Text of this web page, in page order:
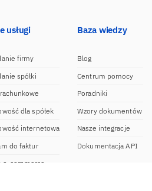
usługi
firmy
spółki
dla spółek
internetowa
do faktur
e-commerce
Baza wiedzy
Blog
Centrum pomocy
Poradniki
Wzory dokumentów
Nasze integracje
Dokumentacja API